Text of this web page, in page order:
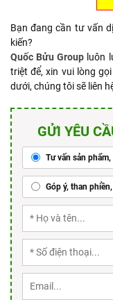
Bạn đang cần tư vấn
kiến?
Quốc Bửu Group luôn
triệt để, xin vui lòng
dưới, chúng tôi sẽ liên
GỬI YÊU
Tư vấn sản
Góp ý, than